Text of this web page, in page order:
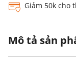
Giảm 50k cho
Mô tả sản